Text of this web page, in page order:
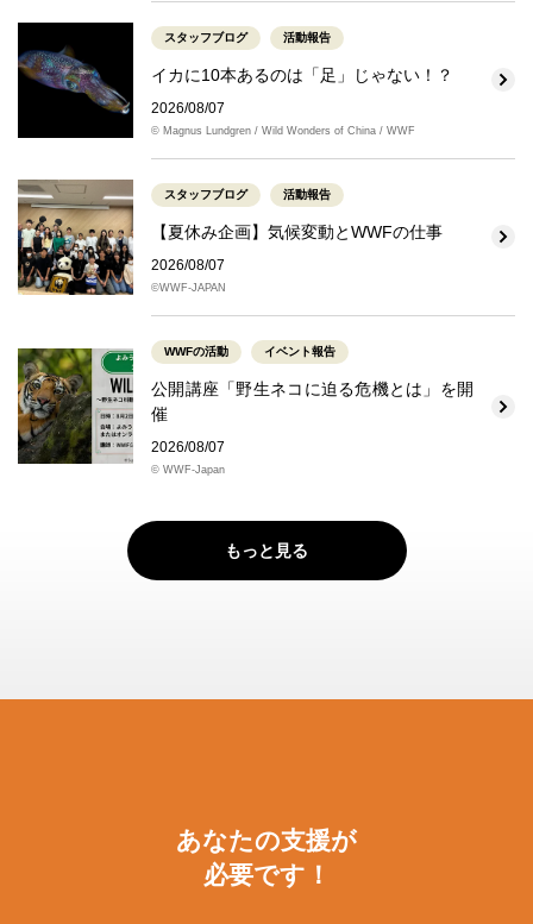
スタッフブログ 活動報告
イカに10本あるのは「足」じゃない！？
2026/08/07
© Magnus Lundgren / Wild Wonders of China / WWF
スタッフブログ 活動報告
【夏休み企画】気候変動とWWFの仕事
2026/08/07
©WWF-JAPAN
WWFの活動 イベント報告
公開講座「野生ネコに迫る危機とは」を開
催
2026/08/07
© WWF-Japan
もっと見る
あなたの支援が
必要です！